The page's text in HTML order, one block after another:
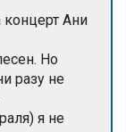
Ани
Но
разу не
я не